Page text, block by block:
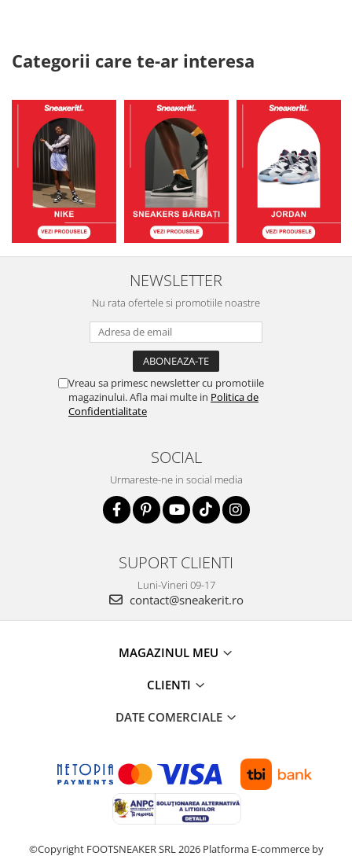
Categorii care te-ar interesa
NEWSLETTER
Nu rata ofertele si promotiile noastre
Vreau sa primesc newsletter cu promotiile
magazinului. Afla mai multe in Politica de
Confidentialitate
SOCIAL
Urmareste-ne in social media
SUPORT CLIENTI
Luni-Vineri 09-17
contact@sneakerit.ro
MAGAZINUL MEU
CLIENTI
DATE COMERCIALE
©Copyright FOOTSNEAKER SRL 2026 Platforma E-commerce by